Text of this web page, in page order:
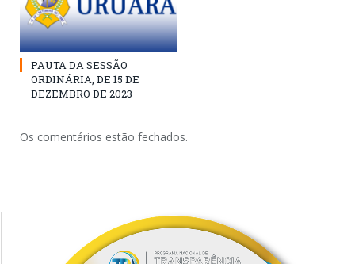
PAUTA DA SESSÃO
ORDINÁRIA, DE 15 DE
DEZEMBRO DE 2023
Os comentários estão fechados.